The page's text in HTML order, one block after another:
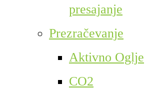
presajanje
Prezračevanje
Aktivno Oglje
CO2